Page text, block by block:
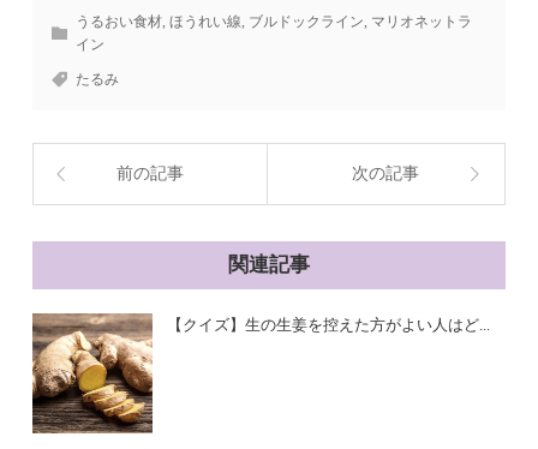
うるおい食材,ほうれい線, ブルドックライン, マリオネットラ
イン
たるみ
前の記事 次の記事
関連記事
【クイズ】生の生姜を控えた方がよい人はど...